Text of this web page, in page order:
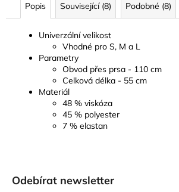
Popis Související (8) Podobné (8)
Univerzální velikost
Vhodné pro S, M a L
Parametry
Obvod přes prsa - 110 cm
Celková délka - 55 cm
Materiál
48 % viskóza
45 % polyester
7 % elastan
Odebírat newsletter